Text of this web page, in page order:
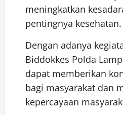
meningkatkan
pentingnya kesehatan.
Dengan adanya
Biddokkes Polda
dapat memberikan
bagi masyarakat dan
kepercayaan